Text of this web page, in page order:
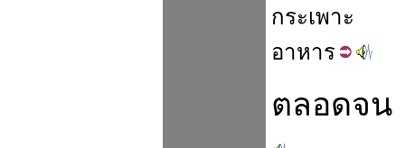
กระเพาะ
อาหาร
ตลอดจน